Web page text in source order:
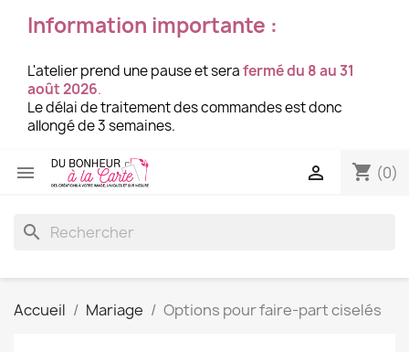
Information importante :
L'atelier prend une pause et serafermé du 8 au 31
août 2026.
Le délai de traitement des commandes est donc
allongé de 3 semaines.
 shopping_cart (0)

search
Accueil Mariage Options pour faire-part ciselés